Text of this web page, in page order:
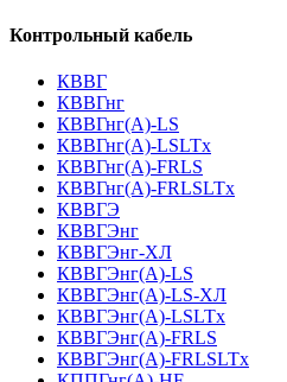
Контрольный кабель
КВВГ
КВВГнг
КВВГнг(А)-LS
КВВГнг(А)-LSLTx
КВВГнг(А)-FRLS
КВВГнг(А)-FRLSLTx
КВВГЭ
КВВГЭнг
КВВГЭнг-ХЛ
КВВГЭнг(А)-LS
КВВГЭнг(А)-LS-ХЛ
КВВГЭнг(А)-LSLTx
КВВГЭнг(А)-FRLS
КВВГЭнг(А)-FRLSLTx